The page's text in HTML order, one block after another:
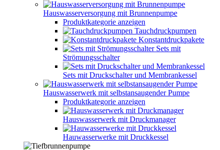
Hauswasserversorgung mit Brunnenpumpe
Produktkategorie anzeigen
Tauchdruckpumpen
Konstantdruckpakete
Sets mit
Strömungsschalter
Sets mit Druckschalter und Membrankessel
Hauswasserwerk mit selbstansaugender Pumpe
Produktkategorie anzeigen
Hauswasserwerk mit Druckmanager
Hauwasserwerke mit Druckkessel